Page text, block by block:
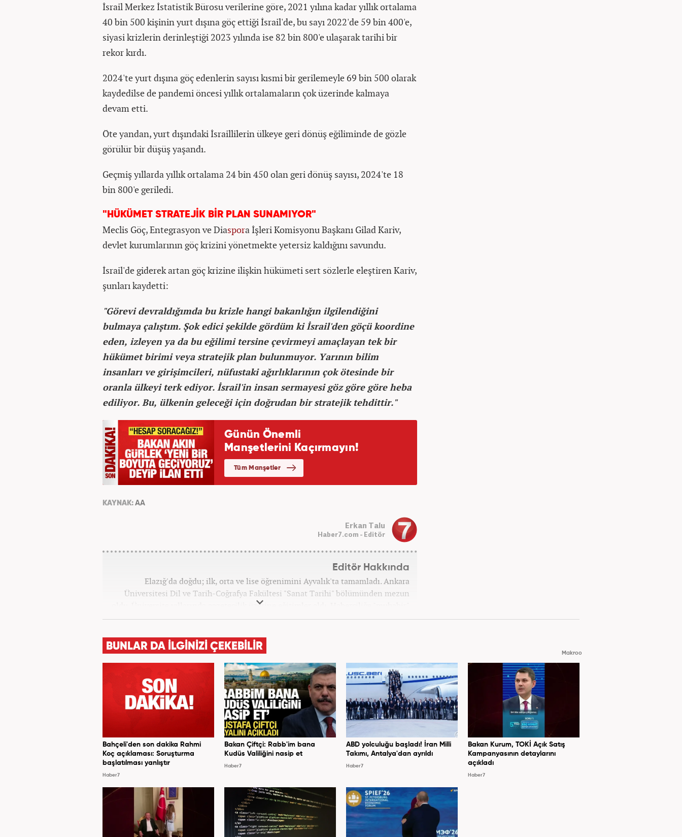
İsrail Merkez İstatistik Bürosu verilerine göre, 2021 yılına kadar yıllık ortalama
40 bin 500 kişinin yurt dışına göç ettiği İsrail'de, bu sayı 2022'de 59 bin 400'e,
siyasi krizlerin derinleştiği 2023 yılında ise 82 bin 800'e ulaşarak tarihi bir
rekor kırdı.
2024'te yurt dışına göç edenlerin sayısı kısmi bir gerilemeyle 69 bin 500 olarak
kaydedilse de pandemi öncesi yıllık ortalamaların çok üzerinde kalmaya
devam etti.
Öte yandan, yurt dışındaki İsraillilerin ülkeye geri dönüş eğiliminde de gözle
görülür bir düşüş yaşandı.
Geçmiş yıllarda yıllık ortalama 24 bin 450 olan geri dönüş sayısı, 2024'te 18
bin 800'e geriledi.
"HÜKÜMET STRATEJİK BİR PLAN SUNAMIYOR"
Meclis Göç, Entegrasyon ve Diaspora İşleri Komisyonu Başkanı Gilad Kariv,
devlet kurumlarının göç krizini yönetmekte yetersiz kaldığını savundu.
İsrail'de giderek artan göç krizine ilişkin hükümeti sert sözlerle eleştiren Kariv,
şunları kaydetti:
"Görevi devraldığımda bu krizle hangi bakanlığın ilgilendiğini
bulmaya çalıştım. Şok edici şekilde gördüm ki İsrail'den göçü koordine
eden, izleyen ya da bu eğilimi tersine çevirmeyi amaçlayan tek bir
hükümet birimi veya stratejik plan bulunmuyor. Yarının bilim
insanları ve girişimcileri, nüfustaki ağırlıklarının çok ötesinde bir
oranla ülkeyi terk ediyor. İsrail'in insan sermayesi göz göre göre heba
ediliyor. Bu, ülkenin geleceği için doğrudan bir stratejik tehdittir."
KAYNAK: AA
Erkan Talu
Haber7.com - Editör
Editör Hakkında
Elazığ'da doğdu; ilk, orta ve lise öğrenimini Ayvalık'ta tamamladı. Ankara
Üniversitesi Dil ve Tarih-Coğrafya Fakültesi "Sanat Tarihi" bölümünden mezun
oldu. Üniversite yıllarında gazetecilik üzerine eğitimler aldı. Haberciliğe "muhabir"
olarak Kanal 7'de başladı; daha sonra Haber 7'ye geçti. Kariyerine, Haber7'de
BUNLAR DA İLGİNİZİ ÇEKEBİLİR
Makroo
Bahçeli'den son dakika Rahmi
Koç açıklaması: Soruşturma
başlatılması yanlıştır
Haber7
Bakan Çiftçi: Rabb'im bana
Kudüs Valiliğini nasip et
Haber7
ABD yolculuğu başladı! İran Milli
Takımı, Antalya'dan ayrıldı
Haber7
Bakan Kurum, TOKİ Açık Satış
Kampanyasının detaylarını
açıkladı
Haber7